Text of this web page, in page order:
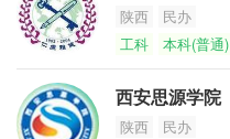
陕西
民办
工科
本科(普通)
西安思源学院
陕西
民办